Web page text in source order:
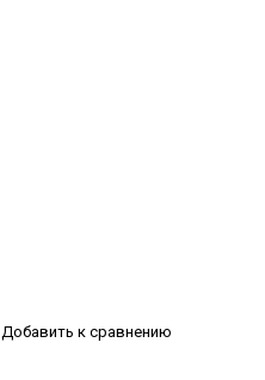
Добавить к сравнению